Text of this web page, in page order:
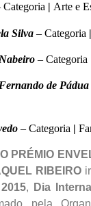
Categoria | Arte e
Silva – Categoria |
– Categoria
de Pádua
– Categoria |
PRÉMIO
RIBEIRO
,
Dia